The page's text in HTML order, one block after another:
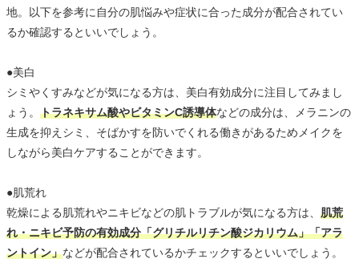
地。以下を参考に自分の肌悩みや症状に合った成分が配合されてい
るか確認するといいでしょう。
●美白
シミやくすみなどが気になる方は、美白有効成分に注目してみまし
ょう。 トラネキサム酸やビタミンC誘導体などの成分は、メラニンの
生成を抑えシミ、そばかすを防いでくれる働きがあるためメイクを
しながら美白ケアすることができます。
●肌荒れ
乾燥による肌荒れやニキビなどの肌トラブルが気になる方は、 肌荒
れ・ニキビ予防の有効成分「グリチルリチン酸ジカリウム」「アラ
ントイン」などが配合されているかチェックするといいでしょう。